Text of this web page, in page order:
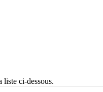
ci-dessous.